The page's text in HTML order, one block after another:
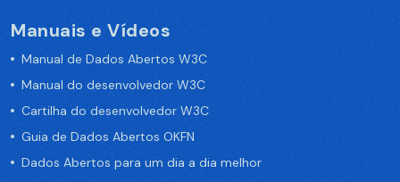
Manuais e Vídeos
Manual de Dados Abertos W3C
Manual do desenvolvedor W3C
Cartilha do desenvolvedor W3C
Guia de Dados Abertos OKFN
Dados Abertos para um dia a dia melhor